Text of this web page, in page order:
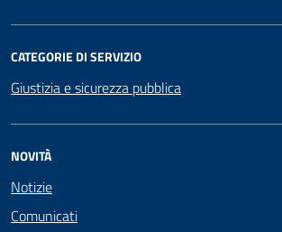
CATEGORIE DI SERVIZIO
Giustizia e sicurezza pubblica
NOVITÀ
Notizie
Comunicati